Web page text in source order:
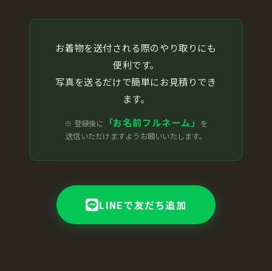
お着物を送付される際のやり取りにも
便利です。
写真を送るだけで簡単にお見積りでき
ます。
※ 登録後に 「お名前フルネーム」
を
送信いただけますようお願いいたします。
LINEで友だち追加